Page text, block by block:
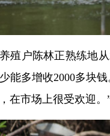
殖户陈林正熟练地
能多增收2000多块
在市场上很受欢迎。